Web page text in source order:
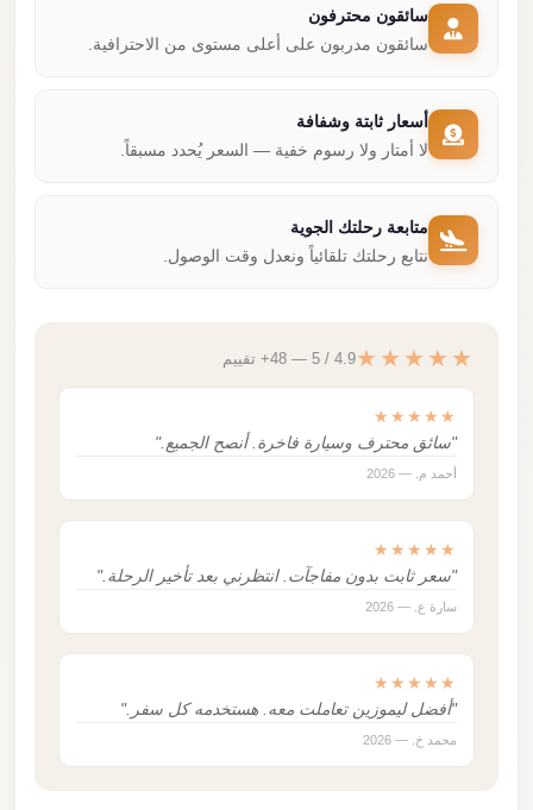
سائقون محترفون
سائقون مدربون على أعلى مستوى من الاحترافية.
أسعار ثابتة وشفافة
لا أمتار ولا رسوم خفية — السعر يُحدد مسبقاً.
متابعة رحلتك الجوية
نتابع رحلتك تلقائياً ونعدل وقت الوصول.
★★★★★4.9 / 5 — 48+ تقييم
★★★★★
"سائق محترف وسيارة فاخرة. أنصح الجميع."
أحمد م. — 2026
★★★★★
"سعر ثابت بدون مفاجآت. انتظرني بعد تأخير الرحلة."
سارة ع. — 2026
★★★★★
"أفضل ليموزين تعاملت معه. هستخدمه كل سفر."
محمد خ. — 2026